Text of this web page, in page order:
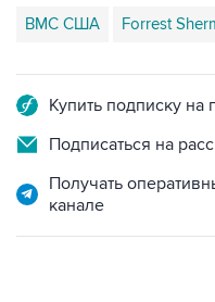
ВМС США Forrest
Купить подписку
Подписаться на
Получать
канале